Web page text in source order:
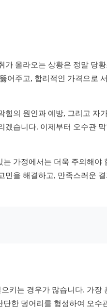
올라오는 상황은 정말 당
주고, 합리적인 가격으로
의 원인과 예방, 그리고 자
습니다. 이제부터 오수관
가정에서는 더욱 주의해야
을 해결하고, 만족스러운
키는 경우가 많습니다. 가장
한 덩어리를 형성하여 오수